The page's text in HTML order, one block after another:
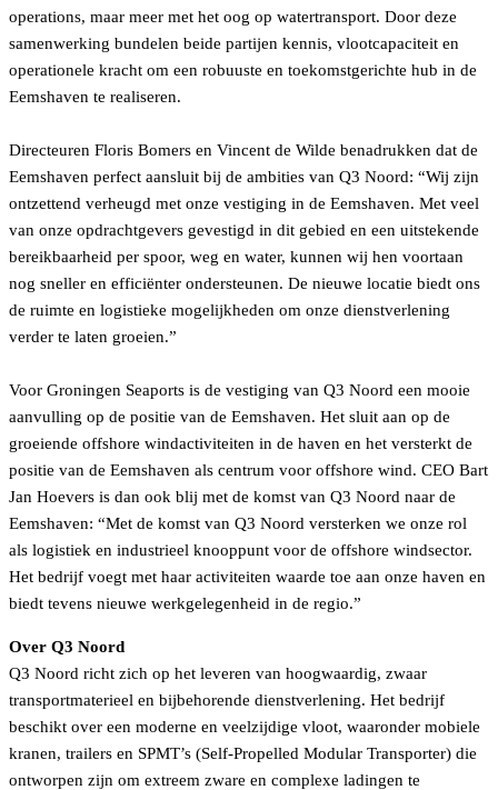
operations, maar meer met het oog op watertransport. Door deze
samenwerking bundelen beide partijen kennis, vlootcapaciteit en
operationele kracht om een robuuste en toekomstgerichte hub in de
Eemshaven te realiseren.
Directeuren Floris Bomers en Vincent de Wilde benadrukken dat de
Eemshaven perfect aansluit bij de ambities van Q3 Noord: “Wij zijn
ontzettend verheugd met onze vestiging in de Eemshaven. Met veel
van onze opdrachtgevers gevestigd in dit gebied en een uitstekende
bereikbaarheid per spoor, weg en water, kunnen wij hen voortaan
nog sneller en efficiënter ondersteunen. De nieuwe locatie biedt ons
de ruimte en logistieke mogelijkheden om onze dienstverlening
verder te laten groeien.”
Voor Groningen Seaports is de vestiging van Q3 Noord een mooie
aanvulling op de positie van de Eemshaven. Het sluit aan op de
groeiende offshore windactiviteiten in de haven en het versterkt de
positie van de Eemshaven als centrum voor offshore wind. CEO Bart
Jan Hoevers is dan ook blij met de komst van Q3 Noord naar de
Eemshaven: “Met de komst van Q3 Noord versterken we onze rol
als logistiek en industrieel knooppunt voor de offshore windsector.
Het bedrijf voegt met haar activiteiten waarde toe aan onze haven en
biedt tevens nieuwe werkgelegenheid in de regio.”
Over Q3 Noord
Q3 Noord richt zich op het leveren van hoogwaardig, zwaar
transportmaterieel en bijbehorende dienstverlening. Het bedrijf
beschikt over een moderne en veelzijdige vloot, waaronder mobiele
kranen, trailers en SPMT’s (Self-Propelled Modular Transporter) die
ontworpen zijn om extreem zware en complexe ladingen te